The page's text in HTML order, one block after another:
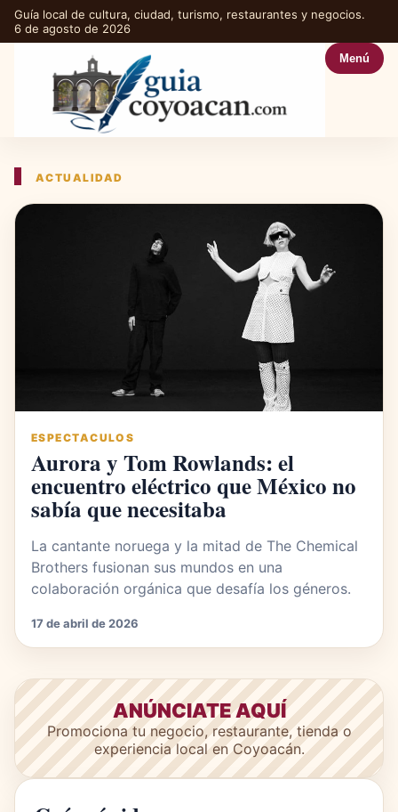
Guía local de cultura, ciudad, turismo, restaurantes y negocios.
6 de agosto de 2026
Menú
ACTUALIDAD
ESPECTACULOS
Aurora y Tom Rowlands: el
encuentro eléctrico que México no
sabía que necesitaba
La cantante noruega y la mitad de The Chemical
Brothers fusionan sus mundos en una
colaboración orgánica que desafía los géneros.
17 de abril de 2026
ANÚNCIATE AQUÍ
Promociona tu negocio, restaurante, tienda o
experiencia local en Coyoacán.